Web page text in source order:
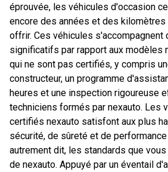
éprouvée, les véhicules d'occasion
encore des années et des
offrir. Ces véhicules s'accompagnent
significatifs par rapport aux modèles
qui ne sont pas certifiés, y compris
constructeur, un programme
heures et une inspection rigoureuse
techniciens formés par nexauto. Les
certifiés nexauto satisfont aux plus
sécurité, de sûreté et de
autrement dit, les standards que
de nexauto. Appuyé par un éventail